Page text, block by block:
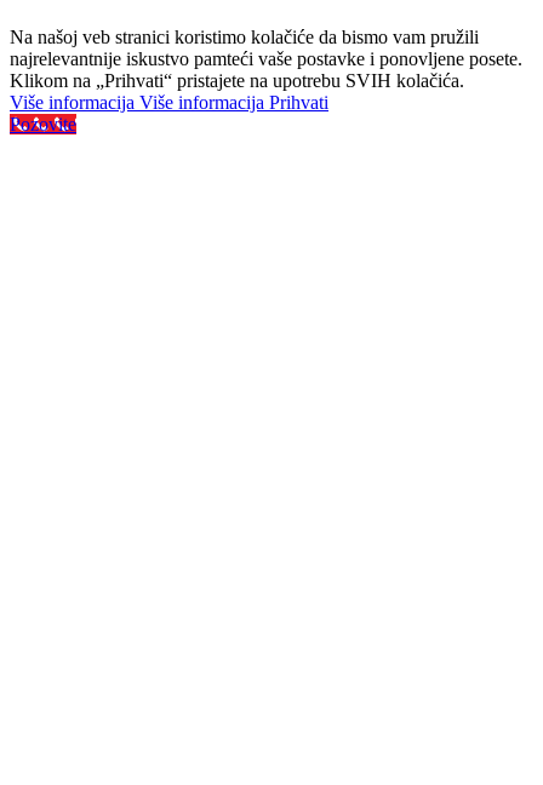
Na našoj veb stranici koristimo kolačiće da bismo vam pružili
najrelevantnije iskustvo pamteći vaše postavke i ponovljene posete.
Klikom na „Prihvati“ pristajete na upotrebu SVIH kolačića.
Više informacija Više informacija Prihvati
Pozovite